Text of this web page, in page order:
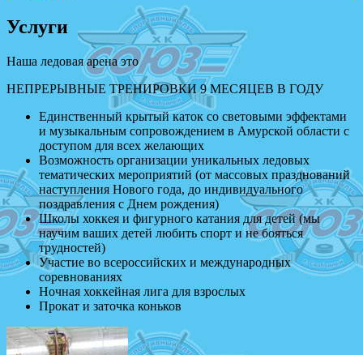
Услуги
Наша ледовая арена это
НЕПРЕРЫВНЫЕ ТРЕНИРОВКИ 9 МЕСЯЦЕВ В ГОДУ
Единственный крытый каток со световыми эффектами
и музыкальным сопровождением в Амурской области с
доступом для всех желающих
Возможность организации уникальных ледовых
тематических мероприятий (от массовых празднований
наступления Нового года, до индивидуального
поздравления с Днем рождения)
Школы хоккея и фигурного катания для детей (мы
научим ваших детей любить спорт и не бояться
трудностей)
Участие во всероссийских и международных
соревнованиях
Ночная хоккейная лига для взрослых
Прокат и заточка коньков